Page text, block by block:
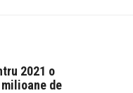
2021 o
de